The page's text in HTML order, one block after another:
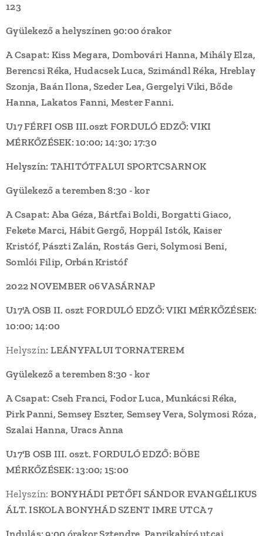
123
Gyülekező a helyszínen 90:00 órakor
A Csapat: Kiss Megara, Dombovári Hanna, Mihály Elza,
Berencsi Réka, Hudacsek Luca, Szimándl Réka, Hreblay
Szonja, Baán Ilona, Szeder Lea, Gergelyi Viki, Bőde
Hanna, Lakatos Fanni, Mester Fanni.
U17 FÉRFI OSB III.oszt FORDULÓ EDZŐ: VIKI
MÉRKŐZÉSEK: 10:00; 14:30; 17:30
Helyszín: TAHITÓTFALUI SPORTCSARNOK
Gyülekező a teremben 8:30 - kor
A Csapat: Aba Géza, Bártfai Boldi, Borgatti Giaco,
Fekete Marci, Hábit Gergő, Hoppál Istók, Kaiser
Kristóf, Pászti Zalán, Rostás Geri, Solymosi Beni,
Somlói Filip, Orbán Kristóf
2022 NOVEMBER 06 VASÁRNAP
U17'A OSB II. oszt FORDULÓ EDZŐ: VIKI MÉRKŐZÉSEK:
10:00; 14:00
Helyszín: LEÁNYFALUI TORNATEREM
Gyülekező a teremben 8:30 - kor
A Csapat: Cseh Franci, Fodor Luca, Munkácsi Réka,
Pirk Panni, Semsey Eszter, Semsey Vera, Solymosi Róza,
Szalai Hanna, Uracs Anna
U17'B OSB III. oszt. FORDULÓ EDZŐ: BÖBE
MÉRKŐZÉSEK: 13:00; 15:00
Helyszín: BONYHÁDI PETŐFI SÁNDOR EVANGÉLIKUS
ÁLT. ISKOLA BONYHÁD SZENT IMRE UTCA 7